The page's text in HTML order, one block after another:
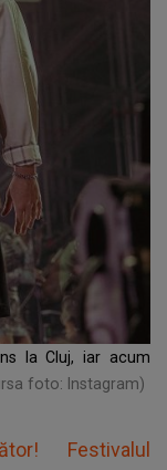
la Cluj, iar acum
foto: Instagram)
Festivalul